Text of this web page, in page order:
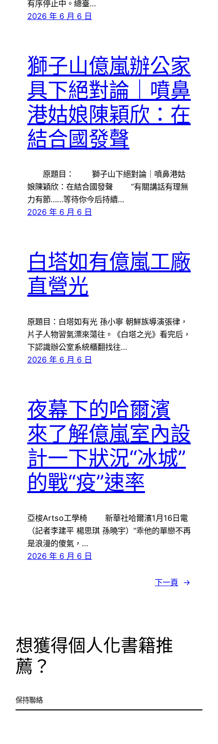
有序停止中。總臺…
2026 年 6 月 6 日
獅子山億嵐辦公家
具下絕對論｜噴鼻
港姑娘陳穎欣：在
結合國發聲
原題目： 獅子山下絕對論｜噴鼻港姑
娘陳穎欣：在結合國發聲 “有關講話有理無
力有節……等待你今后持續…
2026 年 6 月 6 日
白塔如有億嵐工廠
直營光
原題目：白塔如有光 孫小寧 朝鮮族導演張律，
片子人物習氣漂來蕩往。《白塔之光》看完后，
下認識辦公室系統櫃翻找往…
2026 年 6 月 6 日
夜幕下的哈爾濱
來了解億嵐室內設
計一下狀況“冰城”
的戰“疫”速率
亞梭Artso工學椅 新華社哈爾濱1月16日電
（記者李建平 楊思琪 孫曉宇）“乖他的單戀不再
是浪漫的傻氣，…
2026 年 6 月 6 日
下一頁 →
想獲得個人化書籍推
薦？
保持聯絡